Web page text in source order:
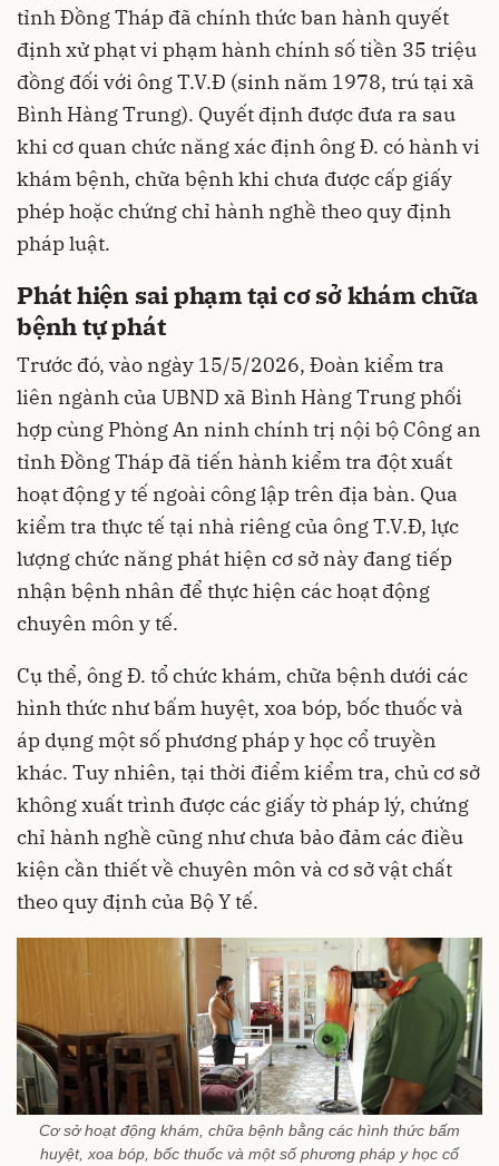
tỉnh Đồng Tháp đã chính thức ban hành quyết
định xử phạt vi phạm hành chính số tiền 35 triệu
đồng đối với ông T.V.Đ (sinh năm 1978, trú tại xã
Bình Hàng Trung). Quyết định được đưa ra sau
khi cơ quan chức năng xác định ông Đ. có hành vi
khám bệnh, chữa bệnh khi chưa được cấp giấy
phép hoặc chứng chỉ hành nghề theo quy định
pháp luật.
Phát hiện sai phạm tại cơ sở khám chữa
bệnh tự phát
Trước đó, vào ngày 15/5/2026, Đoàn kiểm tra
liên ngành của UBND xã Bình Hàng Trung phối
hợp cùng Phòng An ninh chính trị nội bộ Công an
tỉnh Đồng Tháp đã tiến hành kiểm tra đột xuất
hoạt động y tế ngoài công lập trên địa bàn. Qua
kiểm tra thực tế tại nhà riêng của ông T.V.Đ, lực
lượng chức năng phát hiện cơ sở này đang tiếp
nhận bệnh nhân để thực hiện các hoạt động
chuyên môn y tế.
Cụ thể, ông Đ. tổ chức khám, chữa bệnh dưới các
hình thức như bấm huyệt, xoa bóp, bốc thuốc và
áp dụng một số phương pháp y học cổ truyền
khác. Tuy nhiên, tại thời điểm kiểm tra, chủ cơ sở
không xuất trình được các giấy tờ pháp lý, chứng
chỉ hành nghề cũng như chưa bảo đảm các điều
kiện cần thiết về chuyên môn và cơ sở vật chất
theo quy định của Bộ Y tế.
Cơ sở hoạt động khám, chữa bệnh bằng các hình thức bấm
huyệt, xoa bóp, bốc thuốc và một số phương pháp y học cổ